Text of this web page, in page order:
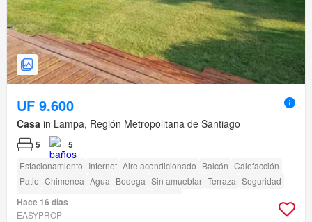
UF 9.600
Casa in Lampa, Región Metropolitana de Santiago
5 5
Estacionamiento Internet Aire acondicionado Balcón Calefacción
Patio Chimenea Agua Bodega Sin amueblar Terraza Seguridad
Gimnasio
Piscina Sauna Jardín Parilla
Hace 16 días
EASYPROP